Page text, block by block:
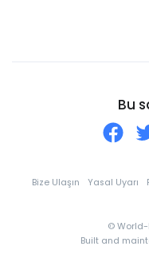
Dominik Cumhuriyeti
Bu
Bize Ulaşın Yasal Uyarı
© World-
Built and